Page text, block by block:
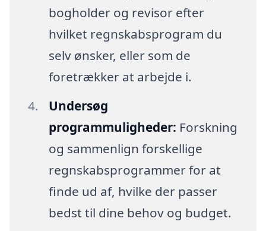
bogholder og revisor efter
hvilket regnskabsprogram du
selv ønsker, eller som de
foretrækker at arbejde i.
Undersøg
programmuligheder: Forskning
og sammenlign forskellige
regnskabsprogrammer for at
finde ud af, hvilke der passer
bedst til dine behov og budget.